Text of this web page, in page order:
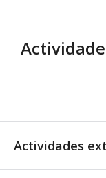
Actividades